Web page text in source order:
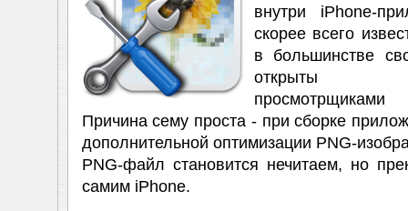
внутри iPhone-
скорее всего
в большинстве
открыты
Причина сему проста - при сборке
дополнительной оптимизации PNG-
PNG-файл становится нечитаем, но
самим iPhone.